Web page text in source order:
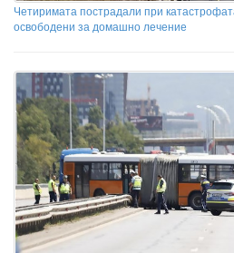
Четиримата пострадали при
освободени за домашно лечение